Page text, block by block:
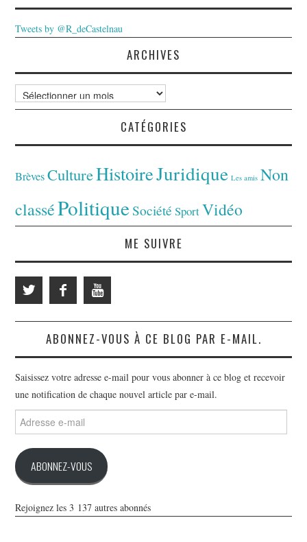
Tweets by @R_deCastelnau
ARCHIVES
Archives
CATÉGORIES
Brèves CultureHistoireJuridique Les amis Non
classéPolitiqueSociété SportVidéo
ME SUIVRE
ABONNEZ-VOUS À CE BLOG PAR E-MAIL.
Saisissez votre adresse e-mail pour vous abonner à ce blog et recevoir
une notification de chaque nouvel article par e-mail.
Adresse
e-
ABONNEZ-VOUS
Rejoignez les 3 137 autres abonnés